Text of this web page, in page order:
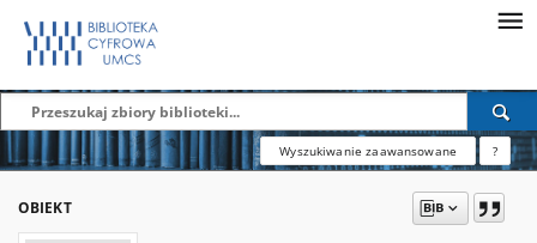
Wyszukiwanie zaawansowane ?
OBIEKT